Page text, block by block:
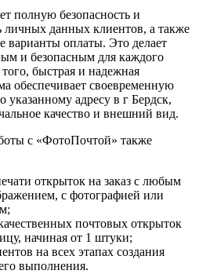
полную безопасность и
личных данных клиентов, а также
варианты оплаты. Это делает
и безопасным для каждого
быстрая и надежная
обеспечивает своевременную
указанному адресу в г Бердск,
качество и внешний вид.
с «ФотоПочтой» также
открыток на заказ с любым
с фотографией или
почтовых открыток
начиная от 1 штуки;
на всех этапах создания
выполнения.